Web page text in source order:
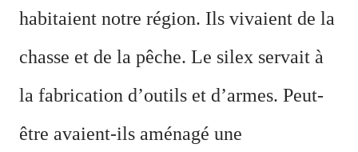
habitaient notre région. Ils vivaient de la
chasse et de la pêche. Le silex servait à
la fabrication d’outils et d’armes. Peut-
être avaient-ils aménagé une